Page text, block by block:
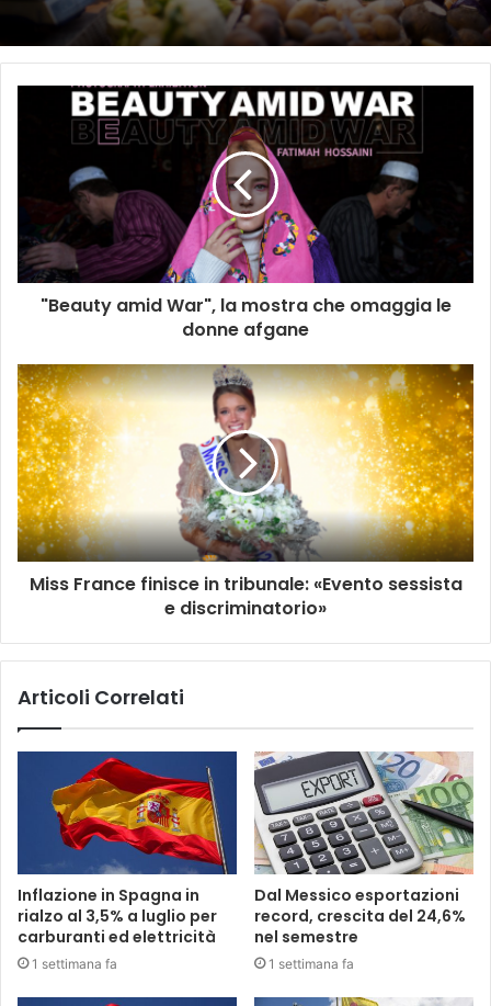
"Beauty amid War", la mostra che omaggia le
donne afgane
Miss France finisce in tribunale: «Evento sessista
e discriminatorio»
Articoli Correlati
Inflazione in Spagna in
rialzo al 3,5% a luglio per
carburanti ed elettricità
1 settimana fa
Dal Messico esportazioni
record, crescita del 24,6%
nel semestre
1 settimana fa